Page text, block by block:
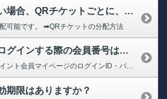
購入者が来場しない場合、QRチケットごとに、家族・友人に譲ることはできますか？
可能です。 ➡QRチケットの分配方法
会員マイページにログインする際の会員番号はどれですか？また、パスワードを忘れてしまった場合はどうすればよいですか？（ログインができない）
クラブホークス・タカポイント会員マイページのログインID・パスワードがわからない場合下記を参照ください。 【ログインID】 10桁の会員番号、またはご登録のメールアドレス 【ログインパスワード】 パスワードをお忘れの方は下記のページよりお手続きください。 ➡【クラブホークス・タカポイント会員マイページ】パスワードの再設定 ※受信設定をされております場合は、「@sbhtakapo....
期限はありますか？